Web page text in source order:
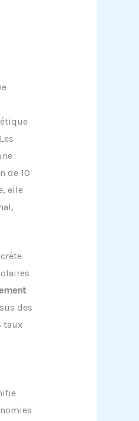
de 10
elle
des
taux